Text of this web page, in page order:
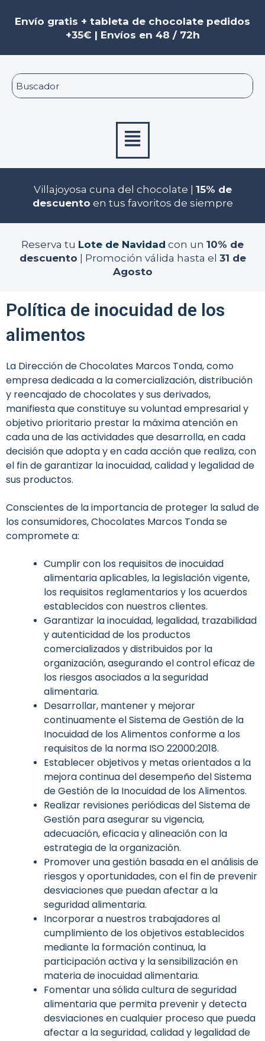
Envío gratis + tableta de chocolate pedidos
+35€ | Envíos en 48 / 72h
Menú
Villajoyosa cuna del chocolate | 15% de
descuento en tus favoritos de siempre
Reserva tu Lote de Navidad con un 10% de
descuento | Promoción válida hasta el 31 de
Agosto
Política de inocuidad de los
alimentos
La Dirección de Chocolates Marcos Tonda, como
empresa dedicada a la comercialización, distribución
y reencajado de chocolates y sus derivados,
manifiesta que constituye su voluntad empresarial y
objetivo prioritario prestar la máxima atención en
cada una de las actividades que desarrolla, en cada
decisión que adopta y en cada acción que realiza, con
el fin de garantizar la inocuidad, calidad y legalidad de
sus productos.
Conscientes de la importancia de proteger la salud de
los consumidores, Chocolates Marcos Tonda se
compromete a:
Cumplir con los requisitos de inocuidad
alimentaria aplicables, la legislación vigente,
los requisitos reglamentarios y los acuerdos
establecidos con nuestros clientes.
Garantizar la inocuidad, legalidad, trazabilidad
y autenticidad de los productos
comercializados y distribuidos por la
organización, asegurando el control eficaz de
los riesgos asociados a la seguridad
alimentaria.
Desarrollar, mantener y mejorar
continuamente el Sistema de Gestión de la
Inocuidad de los Alimentos conforme a los
requisitos de la norma ISO 22000:2018.
Establecer objetivos y metas orientados a la
mejora continua del desempeño del Sistema
de Gestión de la Inocuidad de los Alimentos.
Realizar revisiones periódicas del Sistema de
Gestión para asegurar su vigencia,
adecuación, eficacia y alineación con la
estrategia de la organización.
Promover una gestión basada en el análisis de
riesgos y oportunidades, con el fin de prevenir
desviaciones que puedan afectar a la
seguridad alimentaria.
Incorporar a nuestros trabajadores al
cumplimiento de los objetivos establecidos
mediante la formación continua, la
participación activa y la sensibilización en
materia de inocuidad alimentaria.
Fomentar una sólida cultura de seguridad
alimentaria que permita prevenir y detecta
desviaciones en cualquier proceso que pueda
afectar a la seguridad, calidad y legalidad de